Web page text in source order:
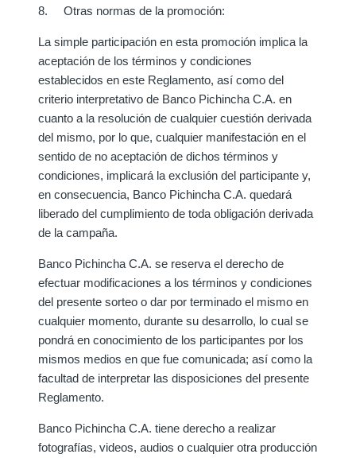
8. Otras normas de la promoción:
La simple participación en esta promoción implica la
aceptación de los términos y condiciones
establecidos en este Reglamento, así como del
criterio interpretativo de Banco Pichincha C.A. en
cuanto a la resolución de cualquier cuestión derivada
del mismo, por lo que, cualquier manifestación en el
sentido de no aceptación de dichos términos y
condiciones, implicará la exclusión del participante y,
en consecuencia, Banco Pichincha C.A. quedará
liberado del cumplimiento de toda obligación derivada
de la campaña.
Banco Pichincha C.A. se reserva el derecho de
efectuar modificaciones a los términos y condiciones
del presente sorteo o dar por terminado el mismo en
cualquier momento, durante su desarrollo, lo cual se
pondrá en conocimiento de los participantes por los
mismos medios en que fue comunicada; así como la
facultad de interpretar las disposiciones del presente
Reglamento.
Banco Pichincha C.A. tiene derecho a realizar
fotografías, videos, audios o cualquier otra producción